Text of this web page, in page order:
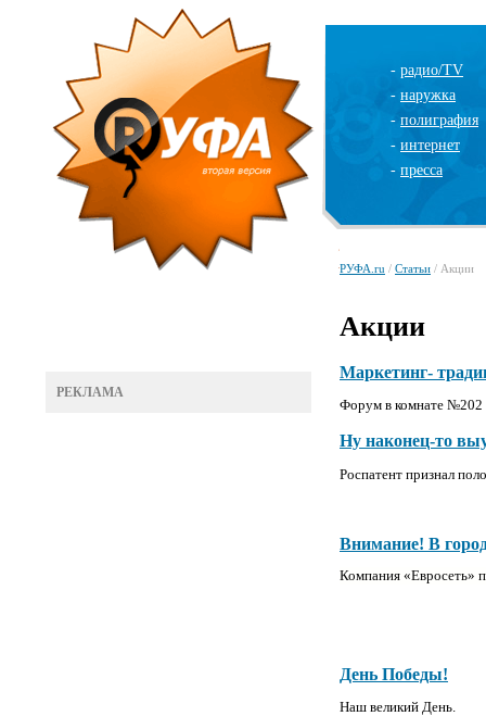
- радио/TV
- наружка
- полиграфия
- интернет
- пресса
РЕКЛАМА
РУФА.ru / Статьи / Акции
Акции
Маркетинг-
Форум в комнате №202
Ну наконец-то
Роспатент признал
Внимание! В
Компания «Евросеть»
День Победы!
Наш великий День.